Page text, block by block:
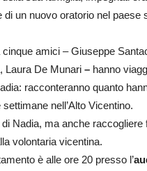
un nuovo oratorio nel paese
amici – Giuseppe
Laura De Munari – hanno
racconteranno quanto
nell’Alto Vicentino.
di Nadia, ma anche
volontaria vicentina.
è alle ore 20 presso l’